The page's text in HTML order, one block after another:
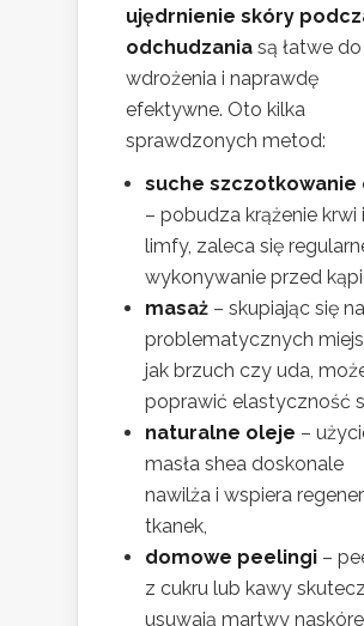
ujędrnienie skóry
odchudzania są łatwe do
wdrożenia i naprawdę
efektywne. Oto kilka
sprawdzonych metod:
suche szczotkowanie
– pobudza krążenie krwi i
limfy, zaleca się
wykonywanie przed
masaż – skupiając się na
problematycznych
jak brzuch czy uda,
poprawić elastyczność
naturalne oleje –
masła shea doskonale
nawilża i wspiera
tkanek,
domowe peelingi –
z cukru lub kawy
usuwają martwy